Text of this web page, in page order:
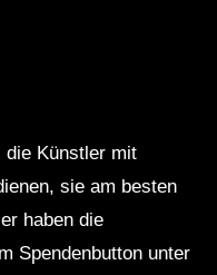
die Künstler mit
sie am besten
haben die
Spendenbutton unter